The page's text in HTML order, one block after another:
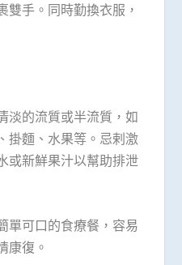
雙手。同時勤換衣服，
淡的流質或半流質，如
掛麵、水果等。忌剌激
或新鮮果汁以幫助排泄
單可口的食療餐，容易
康復。